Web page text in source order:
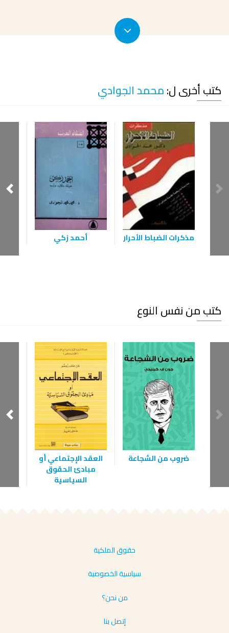
كتب أخرى ل:محمد الجوادي
مذكرات الضباط الأحرار أحمد زكي
كتب من نفس النوع
ضروب من الشجاعة
العقد الإجتماعي أو
مبادئ الحقوق
السياسية
حقوق الملكية
سياسية الخصوصية
من نحن؟
إتصل بنا